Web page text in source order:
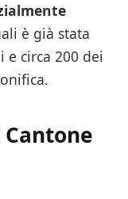
è già stata
circa 200 dei
Cantone